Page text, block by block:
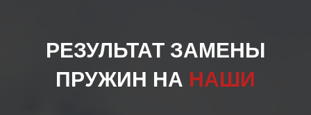
РЕЗУЛЬТАТ ЗАМЕНЫ
ПРУЖИН НА НАШИ